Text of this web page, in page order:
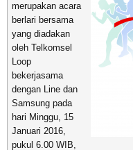
merupakan acara
berlari bersama
yang diadakan
oleh Telkomsel
Loop
bekerjasama
dengan Line dan
Samsung pada
hari Minggu, 15
Januari 2016,
pukul 6.00 WIB,